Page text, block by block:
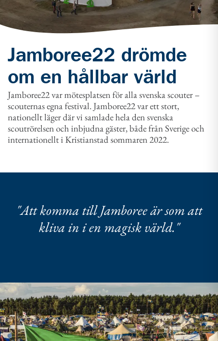
Jamboree22 drömde
om en hållbar värld
Jamboree22 var mötesplatsen för alla svenska scouter –
scouternas egna festival. Jamboree22 var ett stort,
nationellt läger där vi samlade hela den svenska
scoutrörelsen och inbjudna gäster, både från Sverige och
internationellt i Kristianstad sommaren 2022.
"Att komma till Jamboree är som att
kliva in i en magisk värld."